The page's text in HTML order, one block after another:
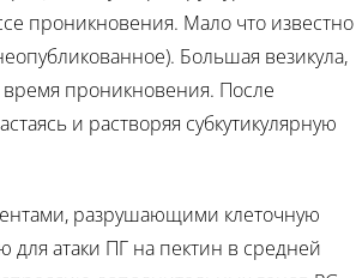
проникновения. Мало что известно
Большая везикула,
время проникновения. После
и растворяя субкутикулярную
разрушающими клеточную
для атаки ПГ на пектин в средней